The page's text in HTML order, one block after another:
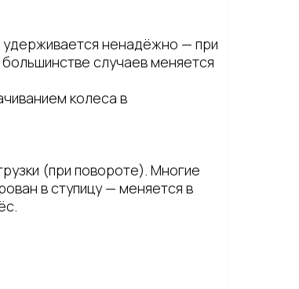
удерживается ненадёжно — при
случаев меняется
колеса в
(при повороте). Многие
в ступицу — меняется в